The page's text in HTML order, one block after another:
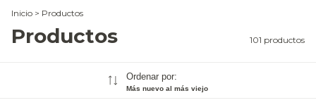
Inicio > Productos
Productos 101 productos
Ordenar por:
Más nuevo al más viejo